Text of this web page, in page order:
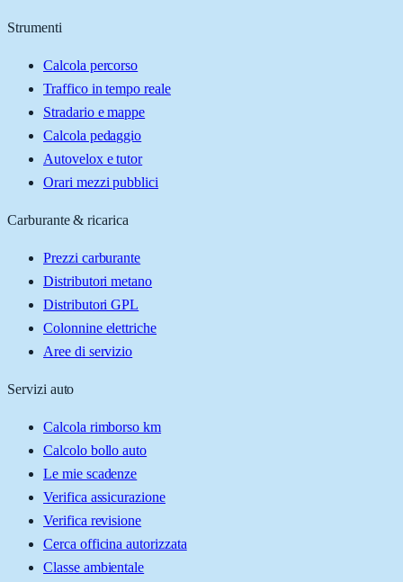
Strumenti
Calcola percorso
Traffico in tempo reale
Stradario e mappe
Calcola pedaggio
Autovelox e tutor
Orari mezzi pubblici
Carburante & ricarica
Prezzi carburante
Distributori metano
Distributori GPL
Colonnine elettriche
Aree di servizio
Servizi auto
Calcola rimborso km
Calcolo bollo auto
Le mie scadenze
Verifica assicurazione
Verifica revisione
Cerca officina autorizzata
Classe ambientale